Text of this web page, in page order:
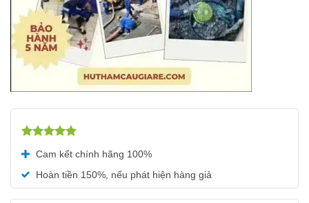
hạng5.00
5 sao
Cam kết chính hãng 100%
Hoàn tiền 150%, nếu phát hiện hàng giả